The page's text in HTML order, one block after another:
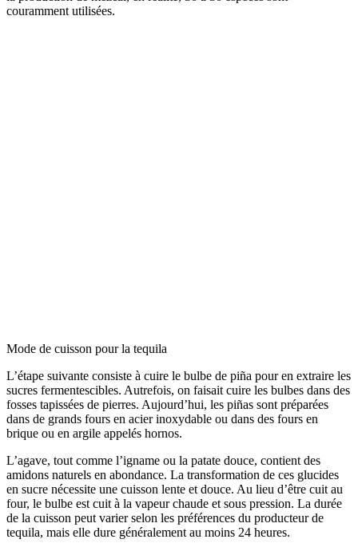
couramment utilisées.
Mode de cuisson pour la tequila
L’étape suivante consiste à cuire le bulbe de piña pour en extraire les
sucres fermentescibles. Autrefois, on faisait cuire les bulbes dans des
fosses tapissées de pierres. Aujourd’hui, les piñas sont préparées
dans de grands fours en acier inoxydable ou dans des fours en
brique ou en argile appelés hornos.
L’agave, tout comme l’igname ou la patate douce, contient des
amidons naturels en abondance. La transformation de ces glucides
en sucre nécessite une cuisson lente et douce. Au lieu d’être cuit au
four, le bulbe est cuit à la vapeur chaude et sous pression. La durée
de la cuisson peut varier selon les préférences du producteur de
tequila, mais elle dure généralement au moins 24 heures.